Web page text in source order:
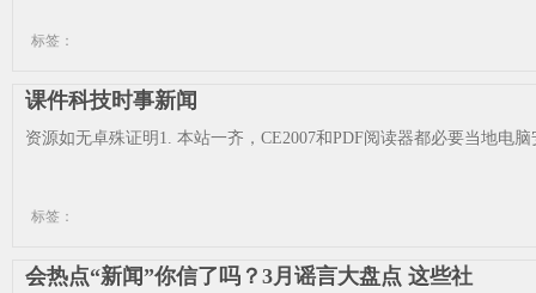
标签：
课件科技时事新闻
资源如无卓殊证明1. 本站一齐，CE2007和PDF阅读器都必要当地电
标签：
会热点“新闻”你信了吗？3月谣言大盘点 这些社